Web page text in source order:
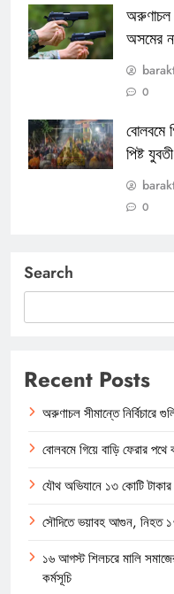
অরুণাচল
অসমের
0
বোলবমে
পিষ্ট যুবতী
0
Search
Recent Posts
অরুণাচল সীমান্তে
বোলবমে গিয়ে বাড়ি ফেরার পথে
যৌথ অভিযানে ১৩ কোটি
সৌদিতে ভয়াবহ আগুন, নিহত
১৬ আগস্ট শিলচরে মালি
কর্মসূচি